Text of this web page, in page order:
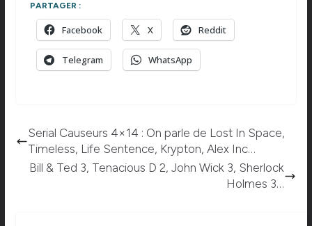
PARTAGER :
Facebook X Reddit
Telegram WhatsApp
Serial Causeurs 4×14 : On parle de Lost In Space,
Timeless, Life Sentence, Krypton, Alex Inc…
Bill & Ted 3, Tenacious D 2, John Wick 3, Sherlock
Holmes 3…